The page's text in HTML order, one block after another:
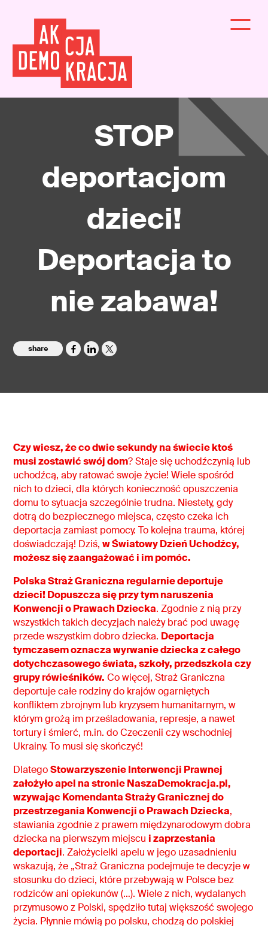
STOP
deportacjom
dzieci!
Deportacja to
nie zabawa!
share
Czy wiesz, że co dwie sekundy na świecie ktoś
musi zostawić swój dom? Staje się uchodźczynią lub
uchodźcą, aby ratować swoje życie! Wiele spośród
nich to dzieci, dla których konieczność opuszczenia
domu to sytuacja szczególnie trudna. Niestety, gdy
dotrą do bezpiecznego miejsca, często czeka ich
deportacja zamiast pomocy. To kolejna trauma, której
doświadczają! Dziś,w Światowy Dzień Uchodźcy,
możesz się zaangażować i im pomóc.
Polska Straż Graniczna regularnie deportuje
dzieci! Dopuszcza się przy tym naruszenia
Konwencji o Prawach Dziecka. Zgodnie z nią przy
wszystkich takich decyzjach należy brać pod uwagę
przede wszystkim dobro dziecka. Deportacja
tymczasem oznacza wyrwanie dziecka z całego
dotychczasowego świata, szkoły, przedszkola czy
grupy rówieśników. Co więcej, Straż Graniczna
deportuje całe rodziny do krajów ogarniętych
konfliktem zbrojnym lub kryzysem humanitarnym, w
którym grożą im prześladowania, represje, a nawet
tortury i śmierć, m.in. do Czeczenii czy wschodniej
Ukrainy. To musi się skończyć!
DlategoStowarzyszenie Interwencji Prawnej
założyło apel na stronie NaszaDemokracja.pl,
wzywając Komendanta Straży Granicznej do
przestrzegania Konwencji o Prawach Dziecka,
stawiania zgodnie z prawem międzynarodowym dobra
dziecka na pierwszym miejscu i zaprzestania
deportacji. Założycielki apelu w jego uzasadnieniu
wskazują, że „Straż Graniczna podejmuje te decyzje w
stosunku do dzieci, które przebywają w Polsce bez
rodziców ani opiekunów (…). Wiele z nich, wydalanych
przymusowo z Polski, spędziło tutaj większość swojego
życia. Płynnie mówią po polsku, chodzą do polskiej